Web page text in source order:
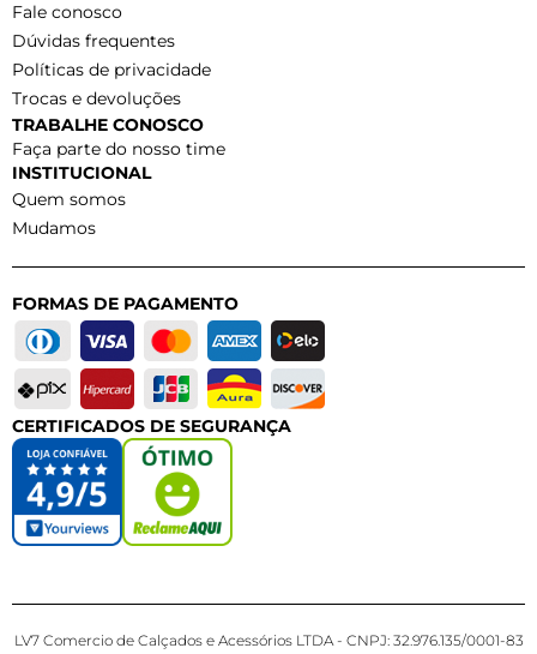
Fale conosco
Dúvidas frequentes
Políticas de privacidade
Trocas e devoluções
TRABALHE CONOSCO
Faça parte do nosso time
INSTITUCIONAL
Quem somos
Mudamos
FORMAS DE PAGAMENTO
CERTIFICADOS DE SEGURANÇA
LV7 Comercio de Calçados e Acessórios LTDA - CNPJ: 32.976.135/0001-83